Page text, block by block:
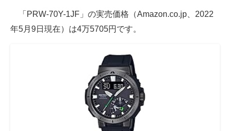
「PRW-70Y-1JF」の実売価格（Amazon.co.jp、2022
年5月9日現在）は4万5705円です。